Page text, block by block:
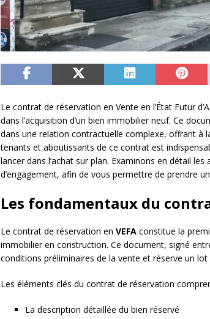
Le contrat de réservation en Vente en l’État Futur
dans l’acquisition d’un bien immobilier neuf. Ce
dans une relation contractuelle complexe, offrant à
tenants et aboutissants de ce contrat est
lancer dans l’achat sur plan. Examinons en détail
d’engagement, afin de vous permettre de prendre
Les fondamentaux du
Le contrat de réservation en VEFA constitue la
immobilier en construction. Ce document, signé
conditions préliminaires de la vente et réserve un
Les éléments clés du contrat de réservation
La description détaillée du bien réservé